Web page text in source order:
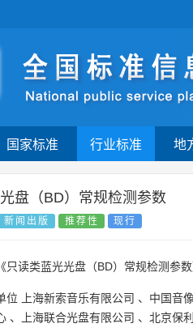
国家标准 行业标准 地
盘（BD）常规检测参数
闻出版 推荐性 现行
只读类蓝光光盘（BD）常规检测参
位 上海新索音乐有限公司 、 中国音
、 上海联合光盘有限公司 、 北京保